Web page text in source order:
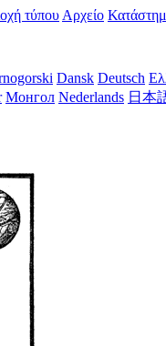
τύπου Αρχείο
Dansk Deutsch
Монгол Nederlands 日本